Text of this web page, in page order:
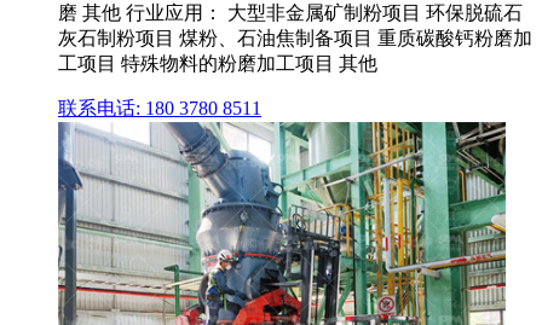
磨 其他 行业应用： 大型非金属矿制粉项目 环保脱硫石
灰石制粉项目 煤粉、石油焦制备项目 重质碳酸钙粉磨加
工项目 特殊物料的粉磨加工项目 其他
联系电话: 180 3780 8511